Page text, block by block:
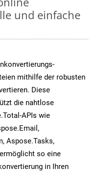
und einfache
mithilfe der robusten
Diese
die nahtlose
APIs wie
Aspose.Tasks,
so eine
in Ihren